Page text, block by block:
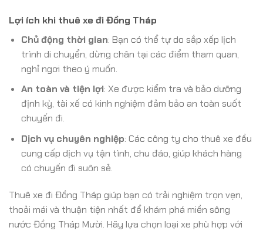
Lợi ích khi thuê xe đi Đồng Tháp
Chủ động thời gian: Bạn có thể tự do sắp xếp lịch
trình di chuyển, dừng chân tại các điểm tham quan,
nghỉ ngơi theo ý muốn.
An toàn và tiện lợi: Xe được kiểm tra và bảo dưỡng
định kỳ, tài xế có kinh nghiệm đảm bảo an toàn suốt
chuyến đi.
Dịch vụ chuyên nghiệp: Các công ty cho thuê xe đều
cung cấp dịch vụ tận tình, chu đáo, giúp khách hàng
có chuyến đi suôn sẻ.
Thuê xe đi Đồng Tháp giúp bạn có trải nghiệm trọn vẹn,
thoải mái và thuận tiện nhất để khám phá miền sông
nước Đồng Tháp Mười. Hãy lựa chọn loại xe phù hợp với